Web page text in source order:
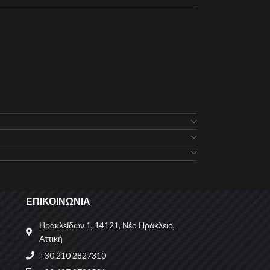
ΕΠΙΚΟΙΝΩΝΙΑ
Ηρακλείδων 1, 14121, Νέο Ηράκλειο,
Αττική
+30 210 2827310